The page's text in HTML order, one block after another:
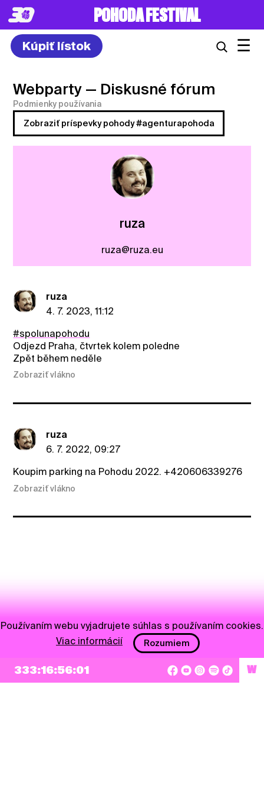
POHODA FESTIVAL
Kúpiť lístok ☰
Webparty — Diskusné fórum
Podmienky používania
Zobraziť príspevky pohody #agenturapohoda
ruza
ruza@ruza.eu
ruza
4. 7. 2023, 11:12
#spolunapohodu
Odjezd Praha, čtvrtek kolem poledne
Zpět během neděle
Zobraziť vlákno
ruza
6. 7. 2022, 09:27
Koupim parking na Pohodu 2022. +420606339276
Zobraziť vlákno
333:16:56:01 W
Používaním webu vyjadrujete súhlas s používaním cookies.
Viac informácií
Rozumiem